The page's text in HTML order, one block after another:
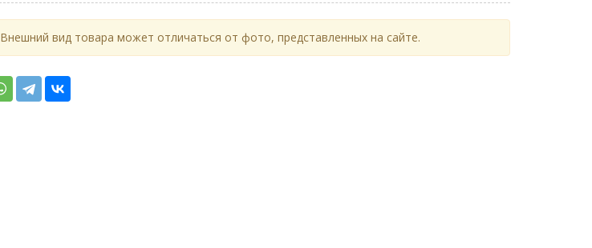
Внешний вид товара может отличаться от фото, представленных на сайте.